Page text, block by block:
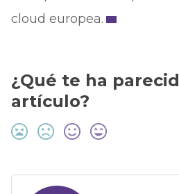
cloud europea.
¿Qué te ha
artículo?